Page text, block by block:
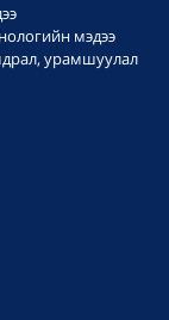
мэдээ
урамшуулал